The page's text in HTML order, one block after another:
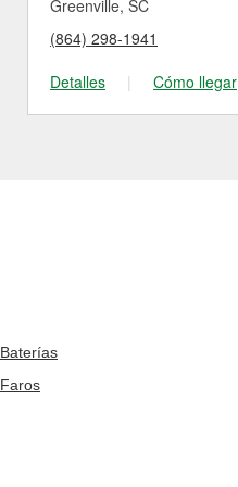
Greenville, SC
(864) 298-1941
Detalles
| Cómo llegar
Baterías
Faros